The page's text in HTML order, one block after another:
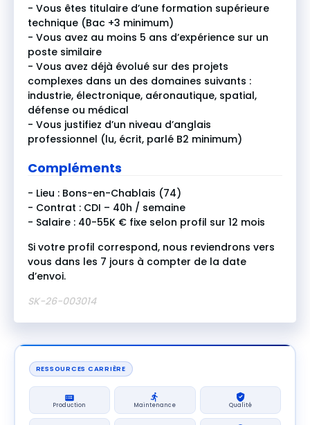
- Vous êtes titulaire d’une formation supérieure
technique (Bac +3 minimum)
- Vous avez au moins 5 ans d’expérience sur un
poste similaire
- Vous avez déjà évolué sur des projets
complexes dans un des domaines suivants :
industrie, électronique, aéronautique, spatial,
défense ou médical
- Vous justifiez d’un niveau d’anglais
professionnel (lu, écrit, parlé B2 minimum)
Compléments
- Lieu : Bons-en-Chablais (74)
- Contrat : CDI – 40h / semaine
- Salaire : 40-55K € fixe selon profil sur 12 mois
Si votre profil correspond, nous reviendrons vers
vous dans les 7 jours à compter de la date
d’envoi.
SK-26-003014
RESSOURCES CARRIÈRE
Production Maintenance Qualité